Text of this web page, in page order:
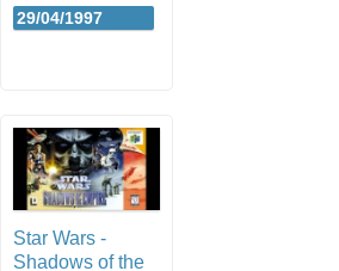
29/04/1997
Star Wars -
Shadows of the